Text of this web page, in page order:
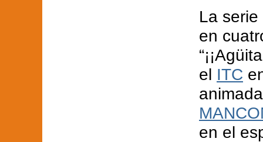
La serie
en
el ITC
en el